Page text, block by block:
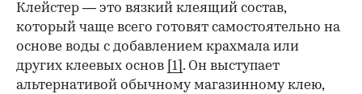
Клейстер — это вязкий клеящий состав,
который чаще всего готовят самостоятельно на
основе воды с добавлением крахмала или
других клеевых основ [1] . Он выступает
альтернативой обычному магазинному клею,